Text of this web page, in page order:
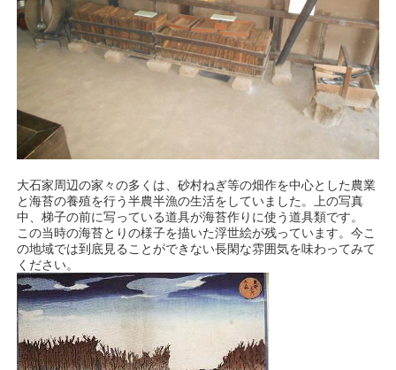
大石家周辺の家々の多くは、砂村ねぎ等の畑作を中心とした農業
と海苔の養殖を行う半農半漁の生活をしていました。上の写真
中、梯子の前に写っている道具が海苔作りに使う道具類です。
この当時の海苔とりの様子を描いた浮世絵が残っています。今こ
の地域では到底見ることができない長閑な雰囲気を味わってみて
ください。